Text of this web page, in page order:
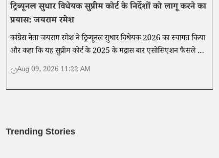
ट्रिब्यूनल सुधार विधेयक सुप्रीम कोर्ट के निर्देशों को लागू करने का
प्रयास: जयराम रमेश
कांग्रेस नेता जयराम रमेश ने ट्रिब्यूनल सुधार विधेयक 2026 का स्वागत किया
और कहा कि यह सुप्रीम कोर्ट के 2025 के मद्रास बार एसोसिएशन फैसले के
अनुरूप है।
Aug 09, 2026 11:22 AM
Trending Stories